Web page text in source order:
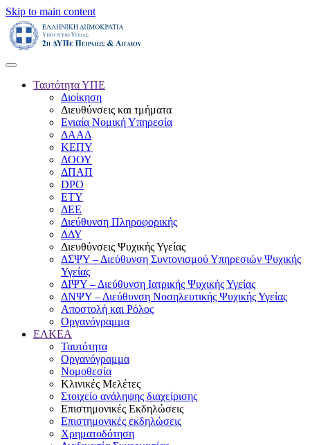
Skip to main content
Ταυτότητα ΥΠΕ
Διοίκηση
Διευθύνσεις και τμήματα
Ενιαία Νομική Υπηρεσία
ΔΑΑΔ
ΚΕΠΥ
ΔΟΟΥ
ΔΠΑΠ
DPO
ΕΤΥ
ΔΕΕ
Διεύθυνση Πληροφορικής
ΔΔΥ
Διευθύνσεις Ψυχικής Υγείας
ΔΣΨΥ – Διεύθυνση Συντονισμού Υπηρεσιών Ψυχικής
Υγείας
ΔΙΨΥ – Διεύθυνση Ιατρικής Ψυχικής Υγείας
ΔΝΨΥ – Διεύθυνση Νοσηλευτικής Ψυχικής Υγείας
Αποστολή και Ρόλος
Οργανόγραμμα
ΕΛΚΕΑ
Ταυτότητα
Οργανόγραμμα
Νομοθεσία
Κλινικές Μελέτες
Στοιχείο ανάληψης διαχείρισης
Επιστημονικές Εκδηλώσεις
Επιστημονικές εκδηλώσεις
Χρηματοδότηση